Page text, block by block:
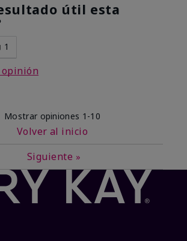
útil esta
1
Mostrar opiniones 1-10
Volver al inicio
Siguiente »